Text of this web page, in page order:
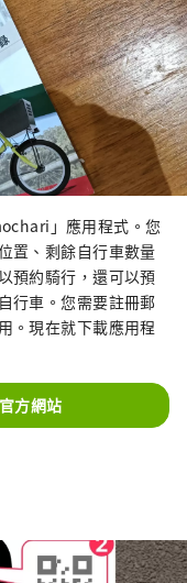
」應用程式。您
置、剩餘自行車數量
預約騎行，還可以預
行車。您需要註冊郵
。現在就下載應用程
方網站